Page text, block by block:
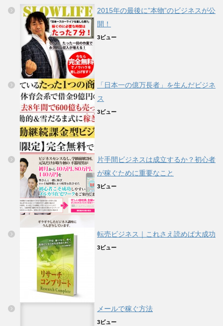
2015年の最後に”本物”のビジネスが公
開！
3ビュー
「日本一の億万長者」を生んだビジネ
ス
3ビュー
片手間ビジネスは成立するか？初心者
が稼ぐために重要なこと
3ビュー
転売ビジネス｜これさえ読めば大成功
3ビュー
メールで稼ぐ方法
3ビュー